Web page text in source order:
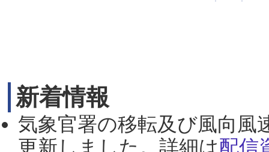
新着情報
気象官署の移転及び風向風
更新しました。詳細は配信